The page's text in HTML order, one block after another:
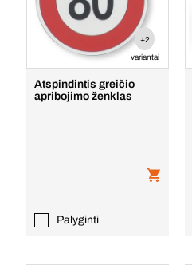
+2
variantai
Atspindintis greičio
apribojimo ženklas
Palyginti